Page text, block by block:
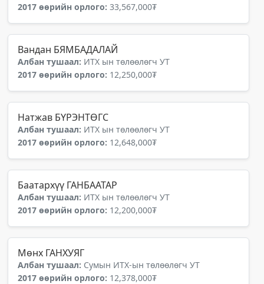
2017 өөрийн орлого: 33,567,000₮
Вандан БЯМБАДАЛАЙ
Албан тушаал: ИТХ ын төлөөлөгч УТ
2017 өөрийн орлого: 12,250,000₮
Натжав БҮРЭНТӨГС
Албан тушаал: ИТХ ын төлөөлөгч УТ
2017 өөрийн орлого: 12,648,000₮
Баатархүү ГАНБААТАР
Албан тушаал: ИТХ ын төлөөлөгч УТ
2017 өөрийн орлого: 12,200,000₮
Мөнх ГАНХУЯГ
Албан тушаал: Сумын ИТХ-ын төлөөлөгч УТ
2017 өөрийн орлого: 12,378,000₮